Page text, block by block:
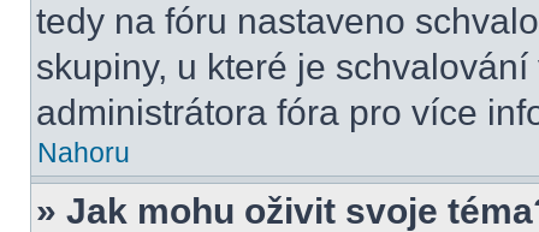
tedy na fóru nastaveno
skupiny, u které je
administrátora fóra pro více
Nahoru
» Jak mohu oživit svoje